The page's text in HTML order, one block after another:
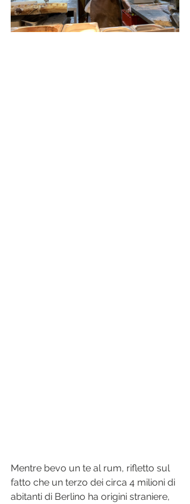
Mentre bevo un te al rum, rifletto sul
fatto che un terzo dei circa 4 milioni di
abitanti di Berlino ha origini straniere,